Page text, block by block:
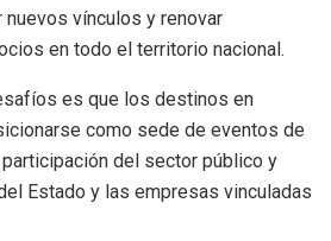
vínculos y renovar
en todo el territorio nacional.
es que los destinos en
como sede de eventos de
del sector público y
Estado y las empresas vinculadas